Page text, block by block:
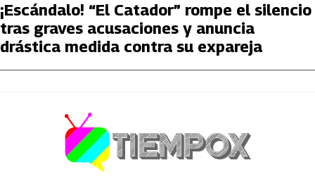
¡Escándalo! “El Catador” rompe el silencio
tras graves acusaciones y anuncia
drástica medida contra su expareja